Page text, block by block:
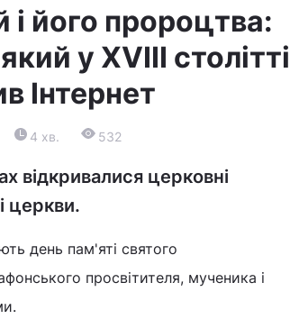
його пророцтва:
у XVIII столітті
Інтернет
4 хв. 532
відкривалися церковні
церкви.
день пам'яті святого
просвітителя, мученика і